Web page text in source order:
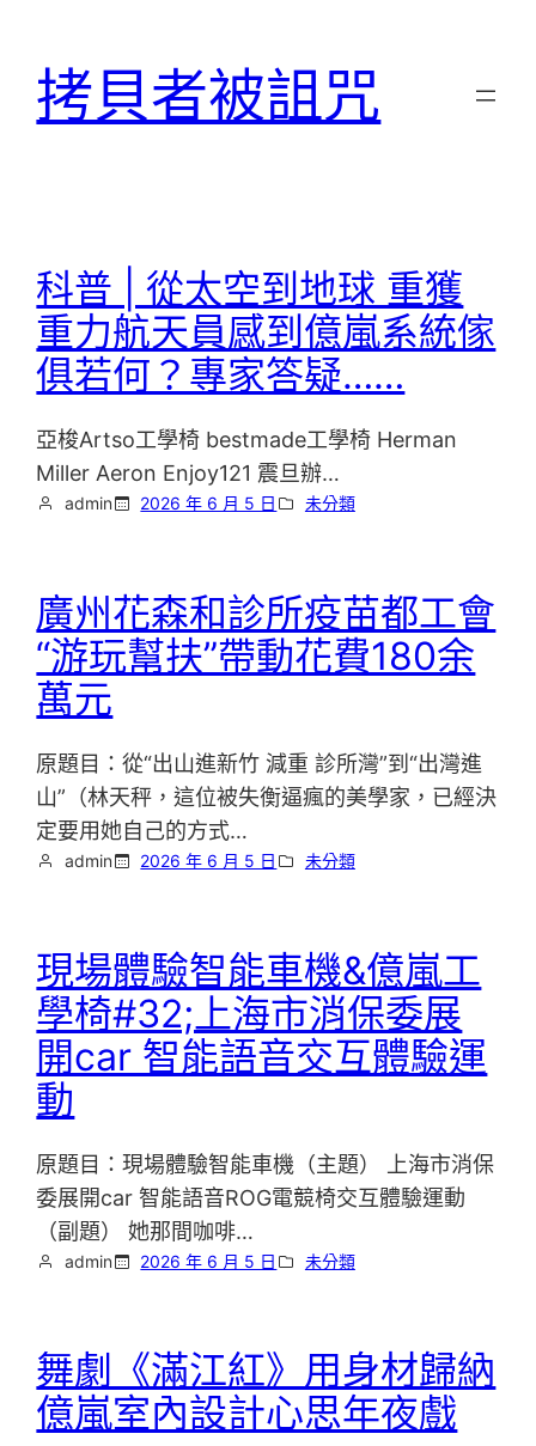
拷貝者被詛咒
科普 | 從太空到地球 重獲
重力航天員感到億嵐系統傢
俱若何？專家答疑……
亞梭Artso工學椅 bestmade工學椅 Herman
Miller Aeron Enjoy121 震旦辦…
admin 2026 年 6 月 5 日 未分類
廣州花森和診所疫苗都工會
“游玩幫扶”帶動花費180余
萬元
原題目：從“出山進新竹 減重 診所灣”到“出灣進
山”（林天秤，這位被失衡逼瘋的美學家，已經決
定要用她自己的方式…
admin 2026 年 6 月 5 日 未分類
現場體驗智能車機&億嵐工
學椅#32;上海市消保委展
開car 智能語音交互體驗運
動
原題目：現場體驗智能車機（主題） 上海市消保
委展開car 智能語音ROG電競椅交互體驗運動
（副題） 她那間咖啡…
admin 2026 年 6 月 5 日 未分類
舞劇《滿江紅》用身材歸納
億嵐室內設計心思年夜戲